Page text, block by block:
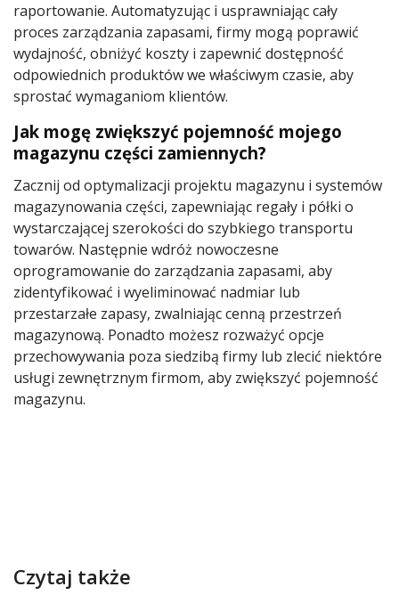
raportowanie. Automatyzując i usprawniając cały
proces zarządzania zapasami, firmy mogą poprawić
wydajność, obniżyć koszty i zapewnić dostępność
odpowiednich produktów we właściwym czasie, aby
sprostać wymaganiom klientów.
Jak mogę zwiększyć pojemność mojego
magazynu części zamiennych?
Zacznij od optymalizacji projektu magazynu i systemów
magazynowania części, zapewniając regały i półki o
wystarczającej szerokości do szybkiego transportu
towarów. Następnie wdróż nowoczesne
oprogramowanie do zarządzania zapasami, aby
zidentyfikować i wyeliminować nadmiar lub
przestarzałe zapasy, zwalniając cenną przestrzeń
magazynową. Ponadto możesz rozważyć opcje
przechowywania poza siedzibą firmy lub zlecić niektóre
usługi zewnętrznym firmom, aby zwiększyć pojemność
magazynu.
Czytaj także